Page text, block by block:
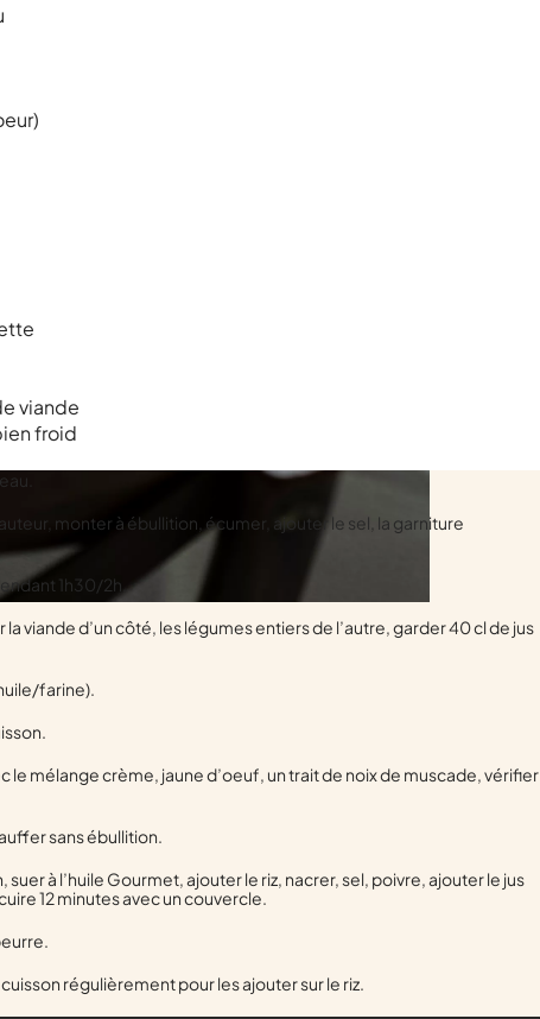
viande
froid
monter à ébullition, écumer, ajouter le sel, la garniture
1h30/2h.
viande d’un côté, les légumes entiers de l’autre, garder 40 cl de jus
farine).
le mélange crème, jaune d’oeuf, un trait de noix de muscade, vérifier
sans ébullition.
suer à l’huile Gourmet, ajouter le riz, nacrer, sel, poivre, ajouter le jus
12 minutes avec un couvercle.
régulièrement pour les ajouter sur le riz.